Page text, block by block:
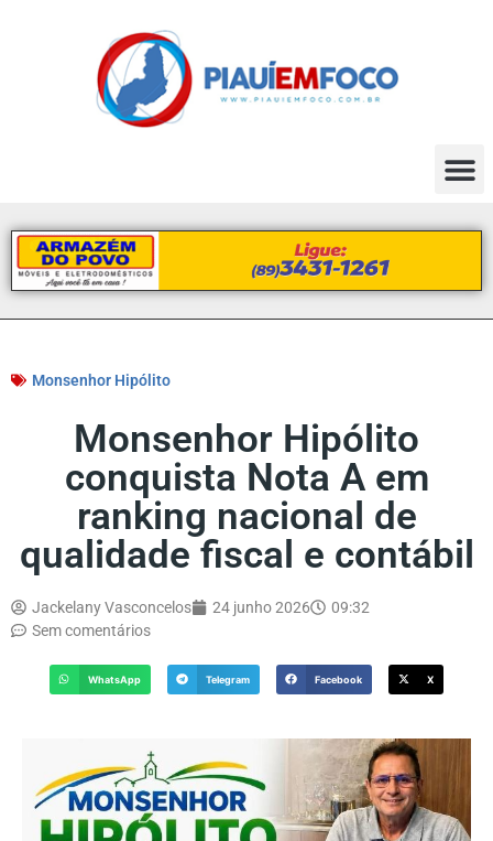
Monsenhor Hipólito
Monsenhor Hipólito
conquista Nota A em
ranking nacional de
qualidade fiscal e contábil
Jackelany Vasconcelos 24 junho 2026
09:32
Sem comentários
WhatsApp Telegram Facebook X